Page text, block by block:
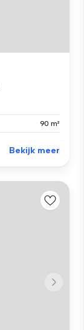
90 m²
Bekijk meer